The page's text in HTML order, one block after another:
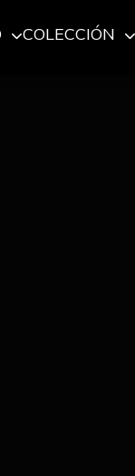
COLECCIÓN